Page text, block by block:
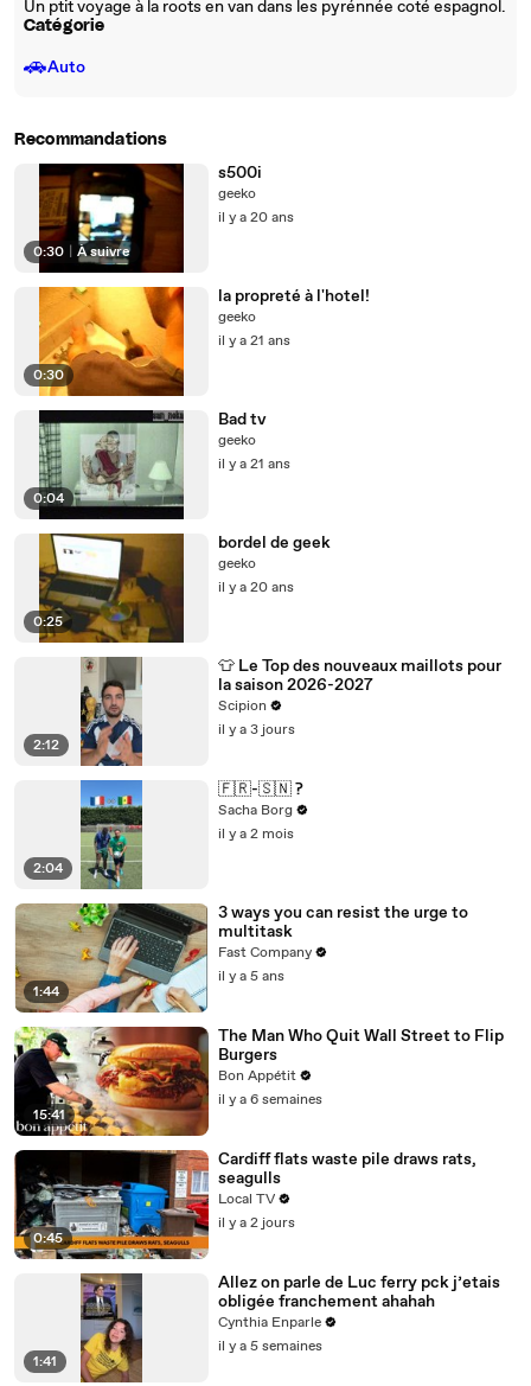
Un ptit voyage à la roots en van dans les pyrénnée coté espagnol.
Catégorie
🚗Auto
Recommandations
0:30 À suivre
s500i
geeko
il y a 20 ans
0:30
la propreté à l'hotel!
geeko
il y a 21 ans
0:04
Bad tv
geeko
il y a 21 ans
0:25
bordel de geek
geeko
il y a 20 ans
2:12
👕 Le Top des nouveaux maillots pour
la saison 2026-2027
Scipion
il y a 3 jours
2:04
🇫🇷-🇸🇳 ?
Sacha Borg
il y a 2 mois
1:44
3 ways you can resist the urge to
multitask
Fast Company
il y a 5 ans
15:41
The Man Who Quit Wall Street to Flip
Burgers
Bon Appétit
il y a 6 semaines
0:45
Cardiff flats waste pile draws rats,
seagulls
Local TV
il y a 2 jours
1:41
Allez on parle de Luc ferry pck j’etais
obligée franchement ahahah
Cynthia Enparle
il y a 5 semaines